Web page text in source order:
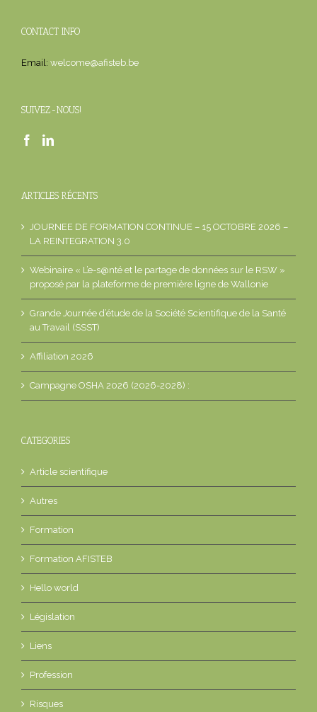
CONTACT INFO
Email: welcome@afisteb.be
SUIVEZ-NOUS!
ARTICLES RÉCENTS
JOURNEE DE FORMATION CONTINUE – 15 OCTOBRE 2026 –
LA REINTEGRATION 3.0
Webinaire « L’e-s@nté et le partage de données sur le RSW »
proposé par la plateforme de première ligne de Wallonie
Grande Journée d’étude de la Société Scientifique de la Santé
au Travail (SSST)
Affiliation 2026
Campagne OSHA 2026 (2026-2028) :
CATEGORIES
Article scientifique
Autres
Formation
Formation AFISTEB
Hello world
Législation
Liens
Profession
Risques